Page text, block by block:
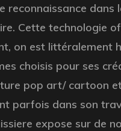
reconnaissance
Cette technologie
on est littéralement
choisis pour ses
pop art/ cartoon
parfois dans son
expose sur de